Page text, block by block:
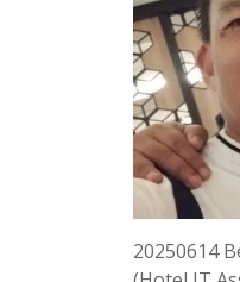
20250614